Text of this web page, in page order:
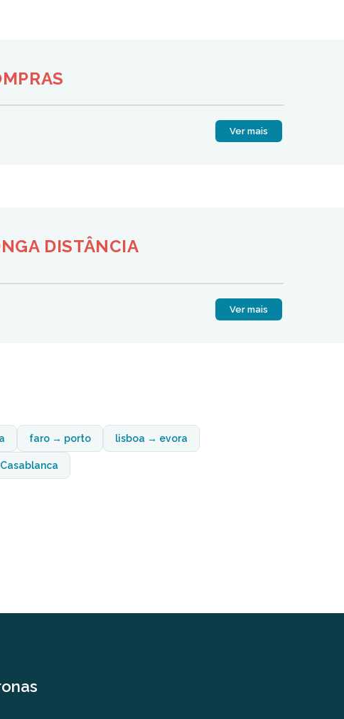
Ver mais
DISTÂNCIA
Ver mais
faro → porto lisboa → evora